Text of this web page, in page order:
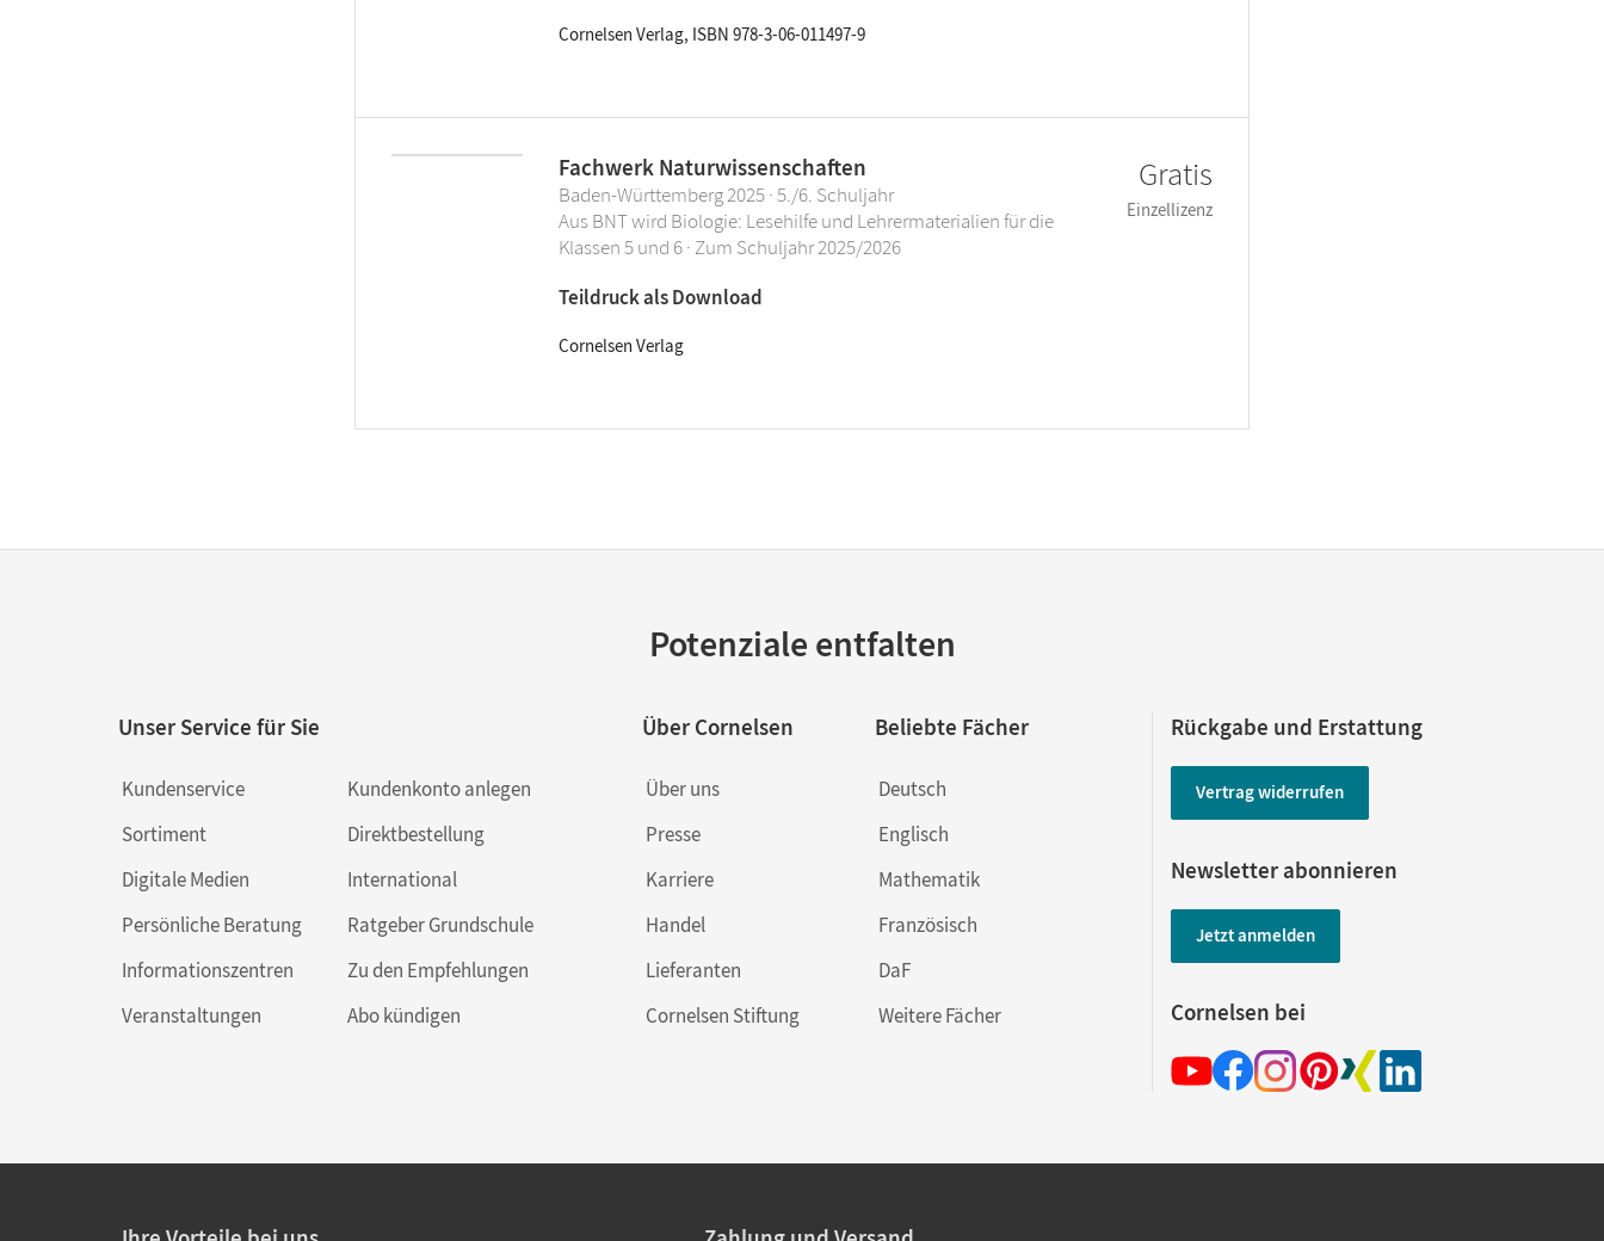
Cornelsen Verlag, ISBN 978-3-06-011497-9
Fachwerk Naturwissenschaften
Baden-Württemberg 2025 · 5./6. Schuljahr
Aus BNT wird Biologie: Lesehilfe und Lehrermaterialien für die
Klassen 5 und 6 · Zum Schuljahr 2025/2026
Teildruck als Download
Cornelsen Verlag
Gratis
Einzellizenz
Potenziale entfalten
Unser Service für Sie
Kundenservice
Sortiment
Digitale Medien
Persönliche Beratung
Informationszentren
Veranstaltungen
Kundenkonto anlegen
Direktbestellung
International
Ratgeber Grundschule
Zu den Empfehlungen
Abo kündigen
Über Cornelsen
Über uns
Presse
Karriere
Handel
Lieferanten
Cornelsen Stiftung
Beliebte Fächer
Deutsch
Englisch
Mathematik
Französisch
DaF
Weitere Fächer
Rückgabe und Erstattung
Vertrag widerrufen
Newsletter abonnieren
Jetzt anmelden
Cornelsen bei